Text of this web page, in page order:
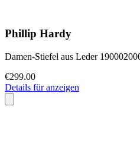
Phillip Hardy
Damen-Stiefel aus Leder
€299.00
Details für anzeigen